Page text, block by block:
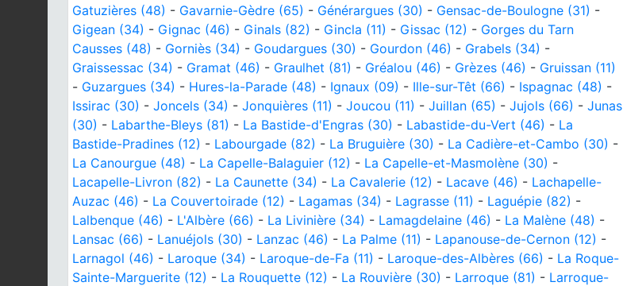
Gatuzières (48) - Gavarnie-Gèdre (65) - Générargues (30) - Gensac-de-Boulogne (31) -
Gigean (34) - Gignac (46) - Ginals (82) - Gincla (11) - Gissac (12) - Gorges du Tarn
Causses (48) - Gorniès (34) - Goudargues (30) - Gourdon (46) - Grabels (34) -
Graissessac (34) - Gramat (46) - Graulhet (81) - Gréalou (46) - Grèzes (46) - Gruissan (11)
- Guzargues (34) - Hures-la-Parade (48) - Ignaux (09) - Ille-sur-Têt (66) - Ispagnac (48) -
Issirac (30) - Joncels (34) - Jonquières (11) - Joucou (11) - Juillan (65) - Jujols (66) - Junas
(30) - Labarthe-Bleys (81) - La Bastide-d'Engras (30) - Labastide-du-Vert (46) - La
Bastide-Pradines (12) - Labourgade (82) - La Bruguière (30) - La Cadière-et-Cambo (30) -
La Canourgue (48) - La Capelle-Balaguier (12) - La Capelle-et-Masmolène (30) -
Lacapelle-Livron (82) - La Caunette (34) - La Cavalerie (12) - Lacave (46) - Lachapelle-
Auzac (46) - La Couvertoirade (12) - Lagamas (34) - Lagrasse (11) - Laguépie (82) -
Lalbenque (46) - L'Albère (66) - La Livinière (34) - Lamagdelaine (46) - La Malène (48) -
Lansac (66) - Lanuéjols (30) - Lanzac (46) - La Palme (11) - Lapanouse-de-Cernon (12) -
Larnagol (46) - Laroque (34) - Laroque-de-Fa (11) - Laroque-des-Albères (66) - La Roque-
Sainte-Marguerite (12) - La Rouquette (12) - La Rouvière (30) - Larroque (81) - Larroque-